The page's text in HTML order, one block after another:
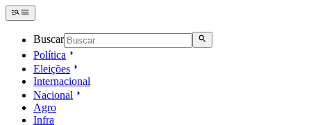
Buscar
Política
Eleições
Internacional
Nacional
Agro
Infra